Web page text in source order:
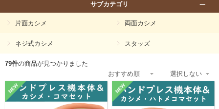
サブカテゴリ
片面カシメ 両面カシメ
ネジ式カシメ スタッズ
79件の商品が見つかりました
NEW NEW